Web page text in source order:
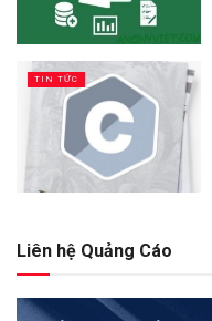
TIN TỨC
Liên hệ Quảng Cáo